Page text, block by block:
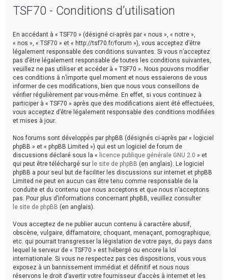
TSF70 - Conditions d’utilisation
En accédant à « TSF70 » (désigné ci-après par « nous », « notre »,
« nos », « TSF70 » et « http://tsf70.fr/forum »), vous acceptez d’être
légalement responsable des conditions suivantes. Si vous n’acceptez
pas d’être légalement responsable de toutes les conditions suivantes,
veuillez ne pas utiliser et accéder à « TSF70 ». Nous pouvons modifier
ces conditions à n’importe quel moment et nous essaierons de vous
informer de ces modifications, bien que nous vous conseillons de
vérifier régulièrement par vous-même. En effet, si vous continuez à
participer à « TSF70 » après que des modifications aient été effectuées,
vous acceptez d’être légalement responsable des conditions modifiées
et mises à jour.
Nos forums sont développés par phpBB (désignés ci-après par « logiciel
phpBB » et « phpBB Limited ») qui est un logiciel de forum de
discussions déclaré sous la « licence publique générale GNU 2.0 » et
qui peut être téléchargé sur le site de phpBB (en anglais). Le logiciel
phpBB a pour seul but de faciliter les discussions sur internet et phpBB
Limited ne peut en aucun cas être tenu comme responsable de la
conduite et du contenu que nous acceptons et que nous n’acceptons
pas. Pour plus d’informations concernant phpBB, veuillez consulter
le site de phpBB (en anglais).
Vous acceptez de ne publier aucun contenu à caractère abusif,
obscène, vulgaire, diffamatoire, choquant, menaçant, pornographique,
etc. qui pourrait transgresser la législation de votre pays, du pays dans
lequel le serveur de « TSF70 » est hébergé ou encore la loi
internationale. Si vous ne respectez pas ces dispositions, vous vous
exposez à un bannissement immédiat et définitif et nous nous
réservons le droit d’avertir votre fournisseur d’accès à internet et les